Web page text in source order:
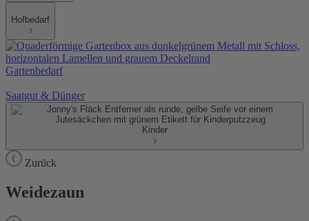
Hofbedarf
Gartenbedarf
Saatgut & Dünger
Kinder
Zurück
Weidezaun